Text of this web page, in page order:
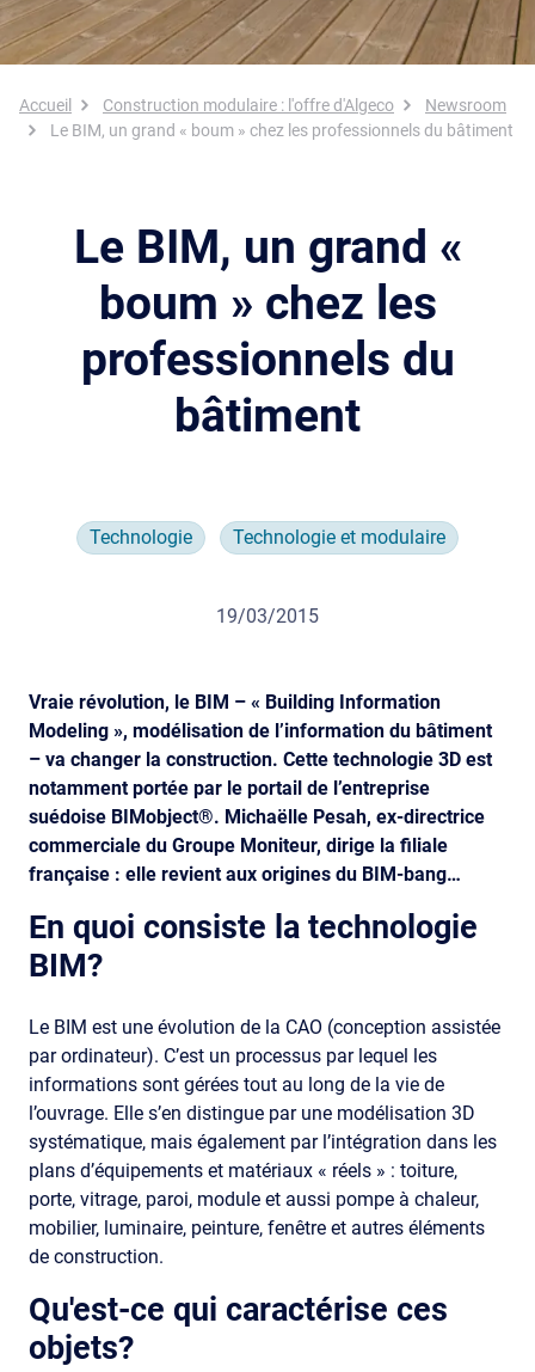
Fil d'Ariane
Accueil Construction modulaire : l'offre d'Algeco
Newsroom
Le BIM, un grand « boum » chez les professionnels du bâtiment
Le BIM, un grand «
boum » chez les
professionnels du
bâtiment
Technologie Technologie et modulaire
19/03/2015
Vraie révolution, le BIM – « Building Information
Modeling », modélisation de l’information du bâtiment
– va changer la construction. Cette technologie 3D est
notamment portée par le portail de l’entreprise
suédoise BIMobject®. Michaëlle Pesah, ex-directrice
commerciale du Groupe Moniteur, dirige la filiale
française : elle revient aux origines du BIM-bang…
En quoi consiste la technologie
BIM?
Le BIM est une évolution de la CAO (conception assistée
par ordinateur). C’est un processus par lequel les
informations sont gérées tout au long de la vie de
l’ouvrage. Elle s’en distingue par une modélisation 3D
systématique, mais également par l’intégration dans les
plans d’équipements et matériaux « réels » : toiture,
porte, vitrage, paroi, module et aussi pompe à chaleur,
mobilier, luminaire, peinture, fenêtre et autres éléments
de construction.
Qu'est-ce qui caractérise ces
objets?